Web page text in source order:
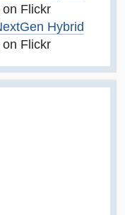
on Flickr
Hybrid
on Flickr